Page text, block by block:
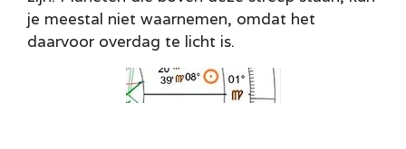
je meestal niet waarnemen, omdat het
daarvoor overdag te licht is.